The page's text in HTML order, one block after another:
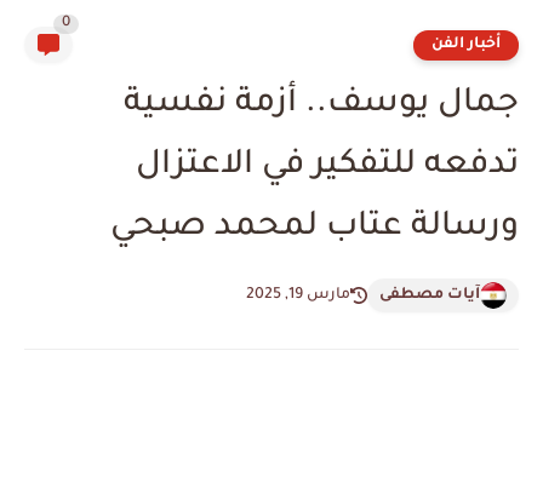
أخبار الفن
0
جمال يوسف.. أزمة نفسية
تدفعه للتفكير في الاعتزال
ورسالة عتاب لمحمد صبحي
آيات مصطفى مارس 19, 2025